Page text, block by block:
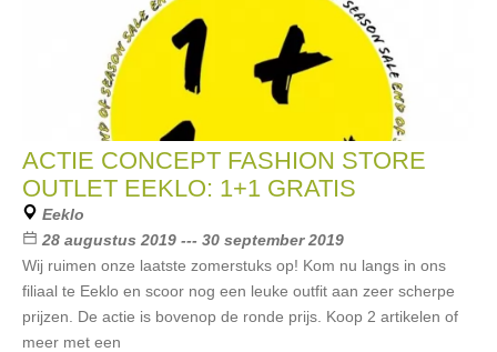
ACTIE CONCEPT FASHION STORE
OUTLET EEKLO: 1+1 GRATIS
Eeklo
28 augustus 2019 --- 30 september 2019
Wij ruimen onze laatste zomerstuks op! Kom nu langs in ons
filiaal te Eeklo en scoor nog een leuke outfit aan zeer scherpe
prijzen. De actie is bovenop de ronde prijs. Koop 2 artikelen of
meer met een